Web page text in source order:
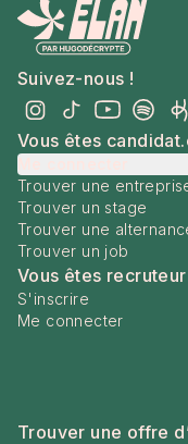
Suivez-nous !
Vous êtes
Trouver une
Trouver un stage
Trouver une
Trouver un job
Vous êtes recruteur
S'inscrire
Me connecter
Trouver une offre